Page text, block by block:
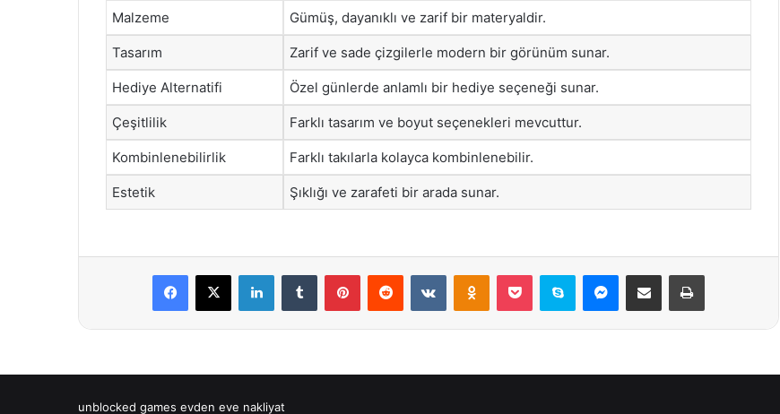
Malzeme Gümüş, dayanıklı ve zarif bir materyaldir.
Tasarım Zarif ve sade çizgilerle modern bir görünüm sunar.
Hediye Alternatifi Özel günlerde anlamlı bir hediye seçeneği sunar.
Çeşitlilik Farklı tasarım ve boyut seçenekleri mevcuttur.
Kombinlenebilirlik Farklı takılarla kolayca kombinlenebilir.
Estetik Şıklığı ve zarafeti bir arada sunar.
Facebook
X LinkedInTumblr PinterestReddit VKontakteOdnoklassniki
Pocket Skype Messenger
E-Posta ile paylaş Yazdır
unblocked games evden eve nakliyat